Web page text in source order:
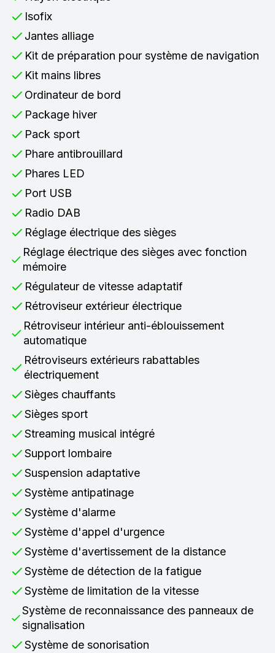
Isofix
Jantes alliage
Kit de préparation pour système de navigation
Kit mains libres
Ordinateur de bord
Package hiver
Pack sport
Phare antibrouillard
Phares LED
Port USB
Radio DAB
Réglage électrique des sièges
Réglage électrique des sièges avec fonction
mémoire
Régulateur de vitesse adaptatif
Rétroviseur extérieur électrique
Rétroviseur intérieur anti-éblouissement
automatique
Rétroviseurs extérieurs rabattables
électriquement
Sièges chauffants
Sièges sport
Streaming musical intégré
Support lombaire
Suspension adaptative
Système antipatinage
Système d'alarme
Système d'appel d'urgence
Système d'avertissement de la distance
Système de détection de la fatigue
Système de limitation de la vitesse
Système de reconnaissance des panneaux de
signalisation
Système de sonorisation